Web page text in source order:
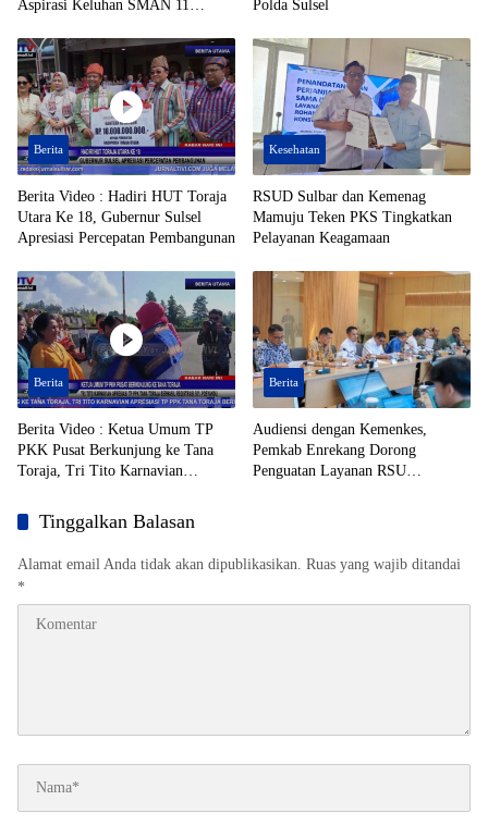
Aspirasi Keluhan SMAN 11
Polda Sulsel
Berita
Berita Video : Hadiri HUT Toraja
Utara Ke 18, Gubernur Sulsel
Apresiasi Percepatan Pembangunan
Kesehatan
RSUD Sulbar dan Kemenag
Mamuju Teken PKS Tingkatkan
Pelayanan Keagamaan
Berita
Berita Video : Ketua Umum TP
PKK Pusat Berkunjung ke Tana
Toraja, Tri Tito Karnavian
Berhasil Registrasi 50% Posyandu
Berita
Audiensi dengan Kemenkes,
Pemkab Enrekang Dorong
Penguatan Layanan RSU
Tinggalkan Balasan
Alamat email Anda tidak akan dipublikasikan. Ruas yang wajib ditandai
*